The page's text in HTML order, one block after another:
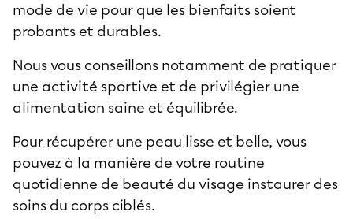
mode de vie pour que les bienfaits soient
probants et durables.
Nous vous conseillons notamment de pratiquer
une activité sportive et de privilégier une
alimentation saine et équilibrée.
Pour récupérer une peau lisse et belle, vous
pouvez à la manière de votre routine
quotidienne de beauté du visage instaurer des
soins du corps ciblés.